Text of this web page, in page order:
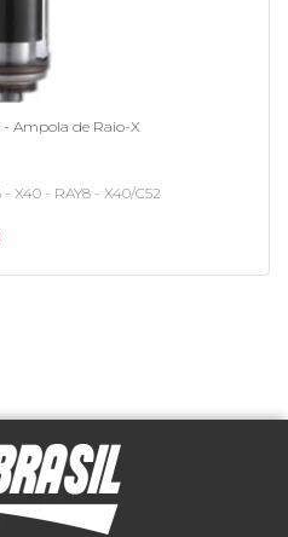
- Ampola de Raio-X
- X40 - RAY8 - X40/C52